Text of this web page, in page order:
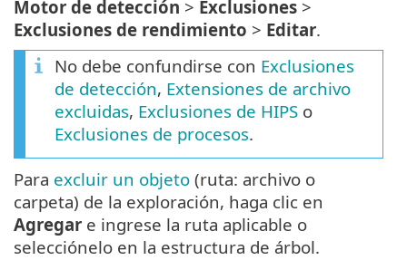
Motor de detección > Exclusiones >
Exclusiones de rendimiento > Editar.
No debe confundirse con Exclusiones
de detección, Extensiones de archivo
excluidas, Exclusiones de HIPS o
Exclusiones de procesos.
Para excluir un objeto (ruta: archivo o
carpeta) de la exploración, haga clic en
Agregar e ingrese la ruta aplicable o
selecciónelo en la estructura de árbol.